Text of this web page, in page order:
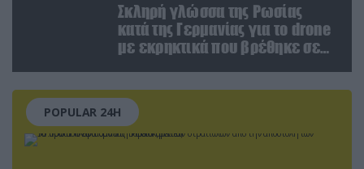
Σκληρή γλώσσα της Ρωσίας
κατά της Γερμανίας για το drone
με εκρηκτικά που βρέθηκε σε
POPULAR 24H